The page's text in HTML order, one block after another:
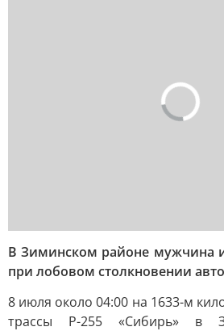
В Зиминском районе мужчина
при лобовом столкновении
8 июля около 04:00 на 1633-м
трассы Р-255 «Сибирь» в